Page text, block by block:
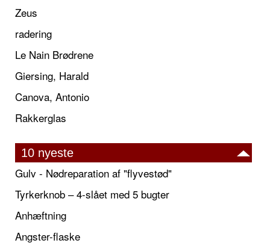
Zeus
radering
Le Nain Brødrene
Giersing, Harald
Canova, Antonio
Rakkerglas
10 nyeste
Gulv - Nødreparation af "flyvestød"
Tyrkerknob – 4-slået med 5 bugter
Anhæftning
Angster-flaske